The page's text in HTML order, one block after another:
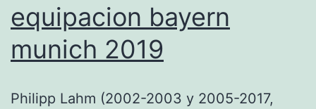
equipacion bayern
munich 2019
Philipp Lahm (2002-2003 y 2005-2017,